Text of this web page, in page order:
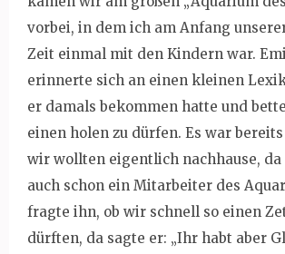
vorbei, in dem ich am Anfang
Zeit einmal mit den Kindern war.
erinnerte sich an einen kleinen
er damals bekommen hatte und
einen holen zu dürfen. Es war
wir wollten eigentlich nachhause, da
auch schon ein Mitarbeiter des
fragte ihn, ob wir schnell so einen
dürften, da sagte er: „Ihr habt aber